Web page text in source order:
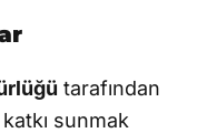
tarafından
sunmak